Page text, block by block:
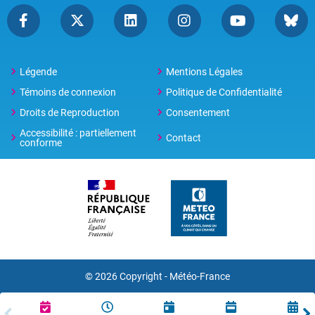
Légende
Mentions Légales
Témoins de connexion
Politique de Confidentialité
Droits de Reproduction
Consentement
Accessibilité : partiellement
conforme
Contact
© 2026 Copyright - Météo-France